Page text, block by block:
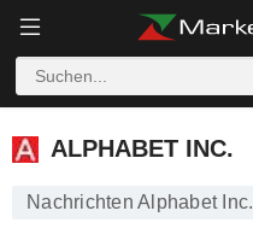
ALPHABET INC.
ALPHABET INC.
Nachrichten Alphabet Inc.